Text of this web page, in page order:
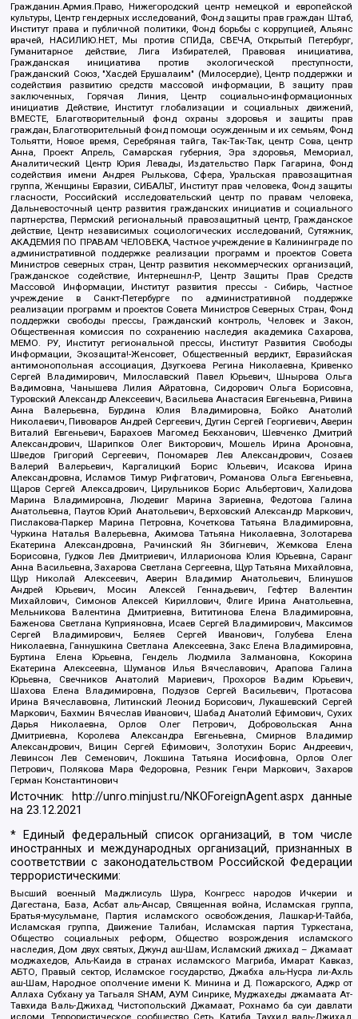
Гражданин.Армия.Право, Нижегородский центр немецкой и европейской
культуры, Центр гендерных исследований, Фонд защиты прав граждан Штаб,
Институт права и публичной политики, Фонд борьбы с коррупцией, Альянс
врачей, НАСИЛИЮ.НЕТ, Мы против СПИДа, СВЕЧА, Открытый Петербург,
Гуманитарное действие, Лига Избирателей, Правовая инициатива,
Гражданская инициатива против экологической преступности,
Гражданский Союз, "Хасдей Ерушалаим" (Милосердие), Центр поддержки и
содействия развитию средств массовой информации, В защиту прав
заключенных, Горячая Линия, Центр социально-информационных
инициатив Действие, Институт глобализации и социальных движений,
ВМЕСТЕ, Благотворительный фонд охраны здоровья и защиты прав
граждан, Благотворительный фонд помощи осужденным и их семьям, Фонд
Тольятти, Новое время, Серебряная тайга, Так-Так-Так, центр Сова, центр
Анна, Проект Апрель, Самарская губерния, Эра здоровья, Мемориал,
Аналитический Центр Юрия Левады, Издательство Парк Гагарина, Фонд
содействия имени Андрея Рылькова, Сфера, Уральская правозащитная
группа, Женщины Евразии, СИБАЛЬТ, Институт прав человека, Фонд защиты
гласности, Российский исследовательский центр по правам человека,
Дальневосточный центр развития гражданских инициатив и социального
партнерства, Пермский региональный правозащитный центр, Гражданское
действие, Центр независимых социологических исследований, Сутяжник,
АКАДЕМИЯ ПО ПРАВАМ ЧЕЛОВЕКА, Частное учреждение в Калининграде по
административной поддержке реализации программ и проектов Совета
Министров северных стран, Центр развития некоммерческих организаций,
Гражданское содействие, Интернешнл-Р, Центр Защиты Прав Средств
Массовой Информации, Институт развития прессы - Сибирь, Частное
учреждение в Санкт-Петербурге по административной поддержке
реализации программ и проектов Совета Министров Северных Стран, Фонд
поддержки свободы прессы, Гражданский контроль, Человек и Закон,
Общественная комиссия по сохранению наследия академика Сахарова,
МЕМО. РУ, Институт региональной прессы, Институт Развития Свободы
Информации, Экозащита!-Женсовет, Общественный вердикт, Евразийская
антимонопольная ассоциация, Дзугкоева Регина Николаевна, Кривенко
Сергей Владимирович, Милославский Павел Юрьевич, Шнырова Ольга
Вадимовна, Чанышева Лилия Айратовна, Сидорович Ольга Борисовна,
Туровский Александр Алексеевич, Васильева Анастасия Евгеньевна, Ривина
Анна Валерьевна, Бурдина Юлия Владимировна, Бойко Анатолий
Николаевич, Пивоваров Андрей Сергеевич, Дугин Сергей Георгиевич, Аверин
Виталий Евгеньевич, Барахоев Магомед Бекханович, Шевченко Дмитрий
Александрович, Шарипков Олег Викторович, Мошель Ирина Ароновна,
Шведов Григорий Сергеевич, Пономарев Лев Александрович, Созаев
Валерий Валерьевич, Каргалицкий Борис Юльевич, Исакова Ирина
Александровна, Исламов Тимур Рифгатович, Романова Ольга Евгеньевна,
Щаров Сергей Алексадрович, Цирульников Борис Альбертович, Халидова
Марина Владимировна, Людевиг Марина Зариевна, Федотова Галина
Анатольевна, Паутов Юрий Анатольевич, Верховский Александр Маркович,
Пислакова-Паркер Марина Петровна, Кочеткова Татьяна Владимировна,
Чуркина Наталья Валерьевна, Акимова Татьяна Николаевна, Золотарева
Екатерина Александровна, Рачинский Ян Збигневич, Жемкова Елена
Борисовна, Гудков Лев Дмитриевич, Илларионова Юлия Юрьевна, Саранг
Анна Васильевна, Захарова Светлана Сергеевна, Щур Татьяна Михайловна,
Щур Николай Алексеевич, Аверин Владимир Анатольевич, Блинушов
Андрей Юрьевич, Мосин Алексей Геннадьевич, Гефтер Валентин
Михайлович, Симонов Алексей Кириллович, Флиге Ирина Анатольевна,
Мельникова Валентина Дмитриевна, Вититинова Елена Владимировна,
Баженова Светлана Куприяновна, Исаев Сергей Владимирович, Максимов
Сергей Владимирович, Беляев Сергей Иванович, Голубева Елена
Николаевна, Ганнушкина Светлана Алексеевна, Закс Елена Владимировна,
Буртина Елена Юрьевна, Гендель Людмила Залмановна, Кокорина
Екатерина Алексеевна, Шуманов Илья Вячеславович, Арапова Галина
Юрьевна, Свечников Анатолий Мариевич, Прохоров Вадим Юрьевич,
Шахова Елена Владимировна, Подузов Сергей Васильевич, Протасова
Ирина Вячеславовна, Литинский Леонид Борисович, Лукашевский Сергей
Маркович, Бахмин Вячеслав Иванович, Шабад Анатолий Ефимович, Сухих
Дарья Николаевна, Орлов Олег Петрович, Добровольская Анна
Дмитриевна, Королева Александра Евгеньевна, Смирнов Владимир
Александрович, Вицин Сергей Ефимович, Золотухин Борис Андреевич,
Левинсон Лев Семенович, Локшина Татьяна Иосифовна, Орлов Олег
Петрович, Полякова Мара Федоровна, Резник Генри Маркович, Захаров
Герман Константинович
Источник: http://unro.minjust.ru/NKOForeignAgent.aspxданные
на23.12.2021
* Единый федеральный список организаций, в том числе
иностранных и международных организаций, признанных в
соответствии с законодательством Российской Федерации
террористическими:
Высший военный Маджлисуль Шура, Конгресс народов Ичкерии и
Дагестана, База, Асбат аль-Ансар, Священная война, Исламская группа,
Братья-мусульмане, Партия исламского освобождения, Лашкар-И-Тайба,
Исламская группа, Движение Талибан, Исламская партия Туркестана,
Общество социальных реформ, Общество возрождения исламского
наследия, Дом двух святых, Джунд аш-Шам, Исламский джихад – Джамаат
моджахедов, Аль-Каида в странах исламского Магриба, Имарат Кавказ,
АБТО, Правый сектор, Исламское государство, Джабха аль-Нусра ли-Ахль
аш-Шам, Народное ополчение имени К. Минина и Д. Пожарского, Аджр от
Аллаха Субхану уа Тагьаля SHAM, АУМ Синрике, Муджахеды джамаата Ат-
Тавхида Валь-Джихад, Чистопольский Джамаат, Рохнамо ба суи давлати
исломи, Террористическое сообщество Сеть, Катиба Таухид валь-Джихад,